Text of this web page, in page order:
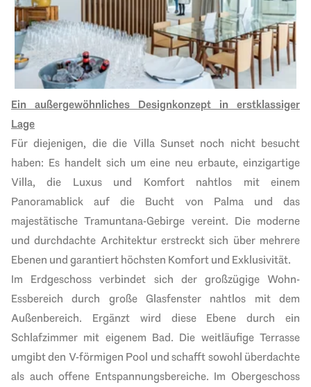
Ein außergewöhnliches Designkonzept in erstklassiger
Lage
Für diejenigen, die die Villa Sunset noch nicht besucht
haben: Es handelt sich um eine neu erbaute, einzigartige
Villa, die Luxus und Komfort nahtlos mit einem
Panoramablick auf die Bucht von Palma und das
majestätische Tramuntana-Gebirge vereint. Die moderne
und durchdachte Architektur erstreckt sich über mehrere
Ebenen und garantiert höchsten Komfort und Exklusivität.
Im Erdgeschoss verbindet sich der großzügige Wohn-
Essbereich durch große Glasfenster nahtlos mit dem
Außenbereich. Ergänzt wird diese Ebene durch ein
Schlafzimmer mit eigenem Bad. Die weitläufige Terrasse
umgibt den V-förmigen Pool und schafft sowohl überdachte
als auch offene Entspannungsbereiche. Im Obergeschoss